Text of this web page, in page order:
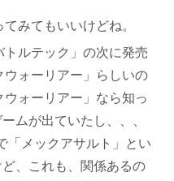
みてもいいけどね。
トルテック」の次に発売
ウォーリアー」らしいの
ォーリアー」なら知っ
ムが出ていたし、、、
「メックアサルト」とい
、これも、関係あるの